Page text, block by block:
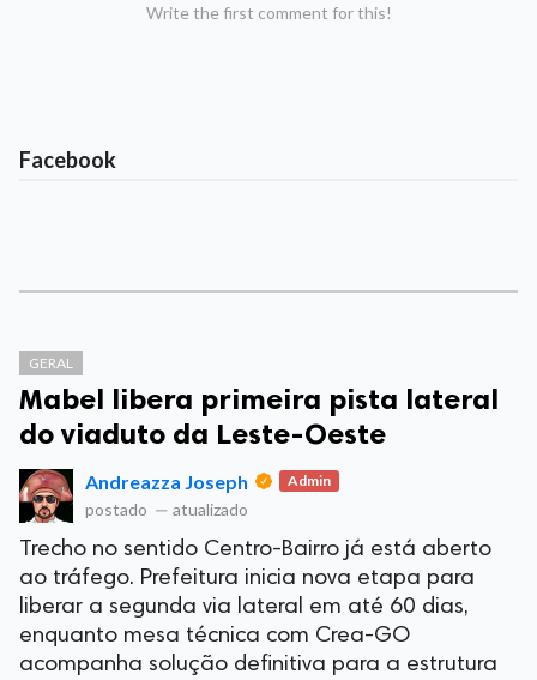
Write the first comment for this!
Facebook
GERAL
Mabel libera primeira pista lateral
do viaduto da Leste-Oeste
Andreazza Joseph Admin
postado — atualizado
Trecho no sentido Centro-Bairro já está aberto
ao tráfego. Prefeitura inicia nova etapa para
liberar a segunda via lateral em até 60 dias,
enquanto mesa técnica com Crea-GO
acompanha solução definitiva para a estrutura